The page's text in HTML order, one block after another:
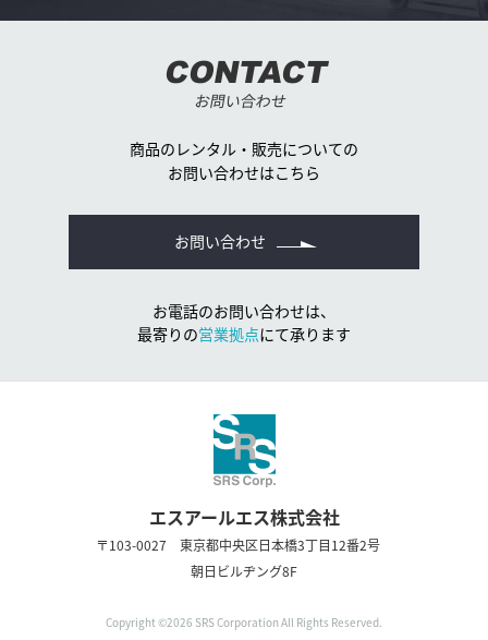
CONTACT
お問い合わせ
商品のレンタル・販売についての
お問い合わせはこちら
お問い合わせ
お電話のお問い合わせは、
最寄りの営業拠点にて承ります
エスアールエス株式会社
〒103-0027 東京都中央区日本橋3丁目12番2号
朝日ビルヂング8F
Copyright ©2026 SRS Corporation All Rights Reserved.